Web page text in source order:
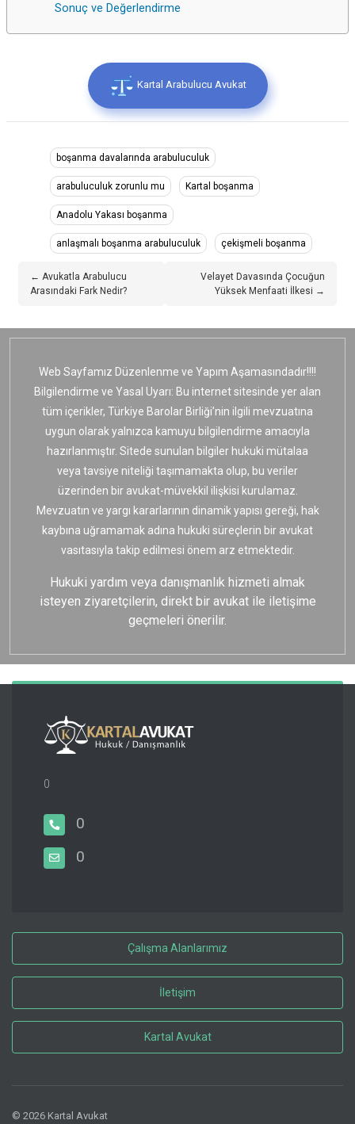
Sonuç ve Değerlendirme
Kartal Arabulucu Avukat
boşanma davalarında arabuluculuk
arabuluculuk zorunlu mu Kartal boşanma
Anadolu Yakası boşanma
anlaşmalı boşanma arabuluculuk çekişmeli boşanma
← Avukatla Arabulucu
Arasındaki Fark Nedir?
Velayet Davasında Çocuğun
Yüksek Menfaati İlkesi →
Web Sayfamız Düzenlenme ve Yapım Aşamasındadır!!!!
Bilgilendirme ve Yasal Uyarı: Bu internet sitesinde yer alan
tüm içerikler, Türkiye Barolar Birliği’nin ilgili mevzuatına
uygun olarak yalnızca kamuyu bilgilendirme amacıyla
hazırlanmıştır. Sitede sunulan bilgiler hukuki mütalaa
veya tavsiye niteliği taşımamakta olup, bu veriler
üzerinden bir avukat-müvekkil ilişkisi kurulamaz.
Mevzuatın ve yargı kararlarının dinamik yapısı gereği, hak
kaybına uğramamak adına hukuki süreçlerin bir avukat
vasıtasıyla takip edilmesi önem arz etmektedir.
Hukuki yardım veya danışmanlık hizmeti almak
isteyen ziyaretçilerin, direkt bir avukat ile iletişime
geçmeleri önerilir.
0
0
0
Çalışma Alanlarımız
İletişim
Kartal Avukat
© 2026 Kartal Avukat